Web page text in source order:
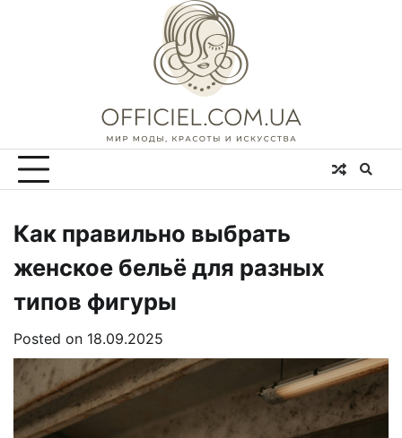
Как правильно выбрать
женское бельё для разных
типов фигуры
Posted on 18.09.2025